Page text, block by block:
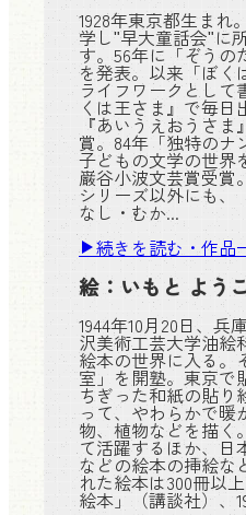
1928年東京都生まれ
学し"早大童話会"に
す。56年に「ぞうの
を発表。以来「ぼく
ライフワークとして
くは王さま』で毎
『あいうえおうさ
賞。84年「独特のナ
子どもの文学の世界
巌谷小波文芸賞受賞
シリーズ以外にも、
なし・むか...
続きを読む・作品
絵： いもと ようこ
1944年10月20日、兵
沢美術工芸大学油絵
絵本の世界に入る。
室」を開塾。東京で
ちぎった和紙の貼り
って、やわらかで暖
物、植物などを描く
て活躍するほか、日
などの絵本の挿絵な
れた絵本は300冊以
絵本」（講談社）、